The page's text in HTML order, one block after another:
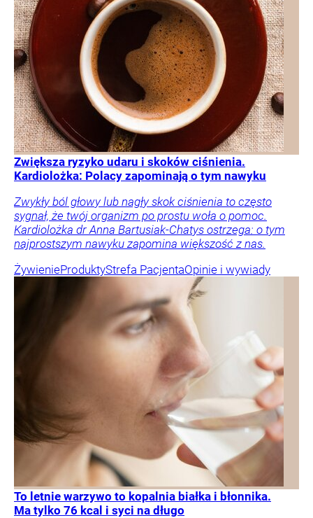
Zwiększa ryzyko udaru i skoków ciśnienia.
Kardiolożka: Polacy zapominają o tym nawyku
Zwykły ból głowy lub nagły skok ciśnienia to często
sygnał, że twój organizm po prostu woła o pomoc.
Kardiolożka dr Anna Bartusiak-Chatys ostrzega: o tym
najprostszym nawyku zapomina większość z nas.
ŻywienieProduktyStrefa PacjentaOpinie i wywiady
To letnie warzywo to kopalnia białka i błonnika.
Ma tylko 76 kcal i syci na długo